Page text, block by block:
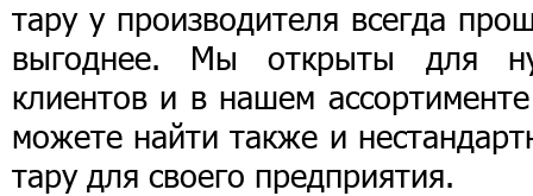
тару у производителя всегда
выгоднее. Мы открыты для
клиентов и в нашем
можете найти также и
тару для своего предприятия.